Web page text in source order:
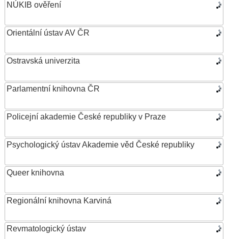
NÚKIB ověření
Orientální ústav AV ČR
Ostravská univerzita
Parlamentní knihovna ČR
Policejní akademie České republiky v Praze
Psychologický ústav Akademie věd České republiky
Queer knihovna
Regionální knihovna Karviná
Revmatologický ústav